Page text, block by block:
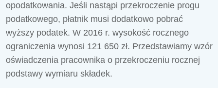
opodatkowania. Jeśli nastąpi przekroczenie progu
podatkowego, płatnik musi dodatkowo pobrać
wyższy podatek. W 2016 r. wysokość rocznego
ograniczenia wynosi 121 650 zł. Przedstawiamy wzór
oświadczenia pracownika o przekroczeniu rocznej
podstawy wymiaru składek.